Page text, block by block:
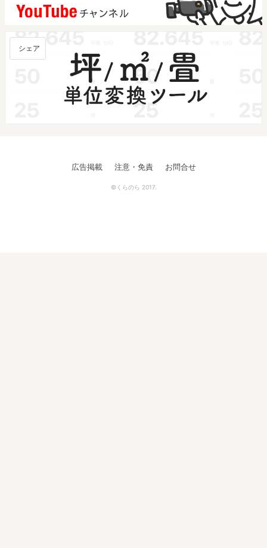
広告掲載 注意・免責 お問合せ
©くらのら 2017.
シェア